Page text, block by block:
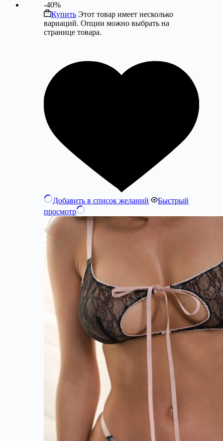
-40%
Купить Этот товар имеет несколько
вариаций. Опции можно выбрать на
странице товара.
Добавить в список желаний
Быстрый
просмотр